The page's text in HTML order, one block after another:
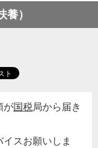
）
が国税局から届き
スお願いしま